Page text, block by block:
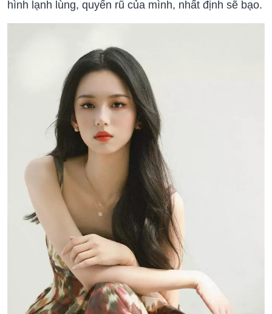
hình lạnh lùng, quyến rũ của mình, nhất định sẽ bạo.